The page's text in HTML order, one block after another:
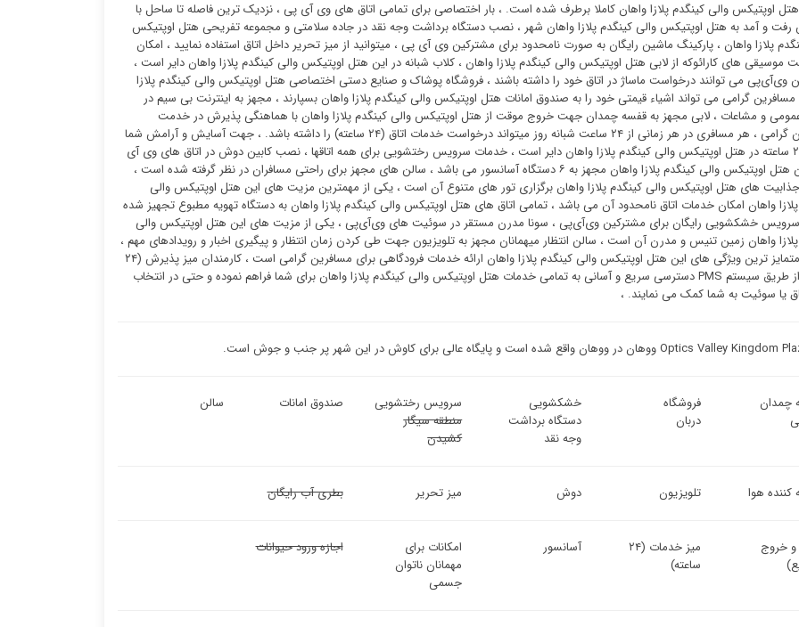
اوپتیکس والی کینگدم پلازا واهان کاملا برطرف شده است. ، بار اختصاصی برای تمامی اتاق های وی آی پی ، نزدیک ترین فاصله تا ساحل با
و آمد به هتل اوپتیکس والی کینگدم پلازا واهان شهر ، نصب دستگاه برداشت وجه نقد در جاده سلامتی و مجموعه تفریحی هتل اوپتیکس
پلازا واهان ، پارکینگ ماشین رایگان به صورت نامحدود برای مشترکین وی آی پی ، میتوانید از میز تحریر داخل اتاق استفاده نمایید ، امکان
موسیقی های کارائوکه از لابی هتل اوپتیکس والی کینگدم پلازا واهان ، کلاب شبانه در این هتل اوپتیکس والی کینگدم پلازا واهان دایر است ،
وی‌آی‌پی می توانند درخواست ماساژ در اتاق خود را داشته باشند ، فروشگاه پوشاک و صنایع دستی اختصاصی هتل اوپتیکس والی کینگدم پلازا
مسافرین گرامی می تواند اشیاء قیمتی خود را به صندوق امانات هتل اوپتیکس والی کینگدم پلازا واهان بسپارند ، مجهز به اینترنت بی سیم در
و مشاعات ، لابی مجهز به قفسه چمدان جهت خروج موقت از هتل اوپتیکس والی کینگدم پلازا واهان با هماهنگی پذیرش در خدمت
مسافرین گرامی ، هر مسافری در هر زمانی از ۲۴ ساعت شبانه روز میتواند درخواست خدمات اتاق (۲۴ ساعته) را داشته باشد. ، جهت آسایش و آرامش شما
دربان ۲۴ ساعته در هتل اوپتیکس والی کینگدم پلازا واهان دایر است ، خدمات سرویس رختشویی برای همه اتاقها ، نصب کابین دوش در اتاق های وی آی
پی ، این هتل اوپتیکس والی کینگدم پلازا واهان مجهز به ۶ دستگاه آسانسور می باشد ، سالن های مجهز برای راحتی مسافران در نظر گرفته شده است ،
های هتل اوپتیکس والی کینگدم پلازا واهان برگزاری تور های متنوع آن است ، یکی از مهمترین مزیت های این هتل اوپتیکس والی
واهان امکان خدمات اتاق نامحدود آن می باشد ، تمامی اتاق های هتل اوپتیکس والی کینگدم پلازا واهان به دستگاه تهویه مطبوع تجهیز شده
خشکشویی رایگان برای مشترکین وی‌آی‌پی ، سونا مدرن مستقر در سوئیت ‌های وی‌آی‌پی ، یکی از مزیت های این هتل اوپتیکس والی
واهان زمین تنیس و مدرن آن است ، سالن انتظار میهمانان مجهز به تلویزیون جهت طی کردن زمان انتظار و پیگیری اخبار و رویدادهای مهم ،
یکی از متمایز ترین ویژگی های این هتل اوپتیکس والی کینگدم پلازا واهان ارائه خدمات فرودگاهی برای مسافرین گرامی است ، کارمندان میز پذیرش (۲۴
ساعته) از طریق سیستم PMS دسترسی سریع و آسانی به تمامی خدمات هتل اوپتیکس والی کینگدم پلازا واهان برای شما فراهم نموده و حتی در انتخاب
یا سوئیت به شما کمک می نمایند. ،
چمدان فروشگاه خشکشویی سرویس رختشویی صندوق امانات
سالن
دربان
دستگاه برداشت
وجه نقد
منطقه سیگار
کشیدن
کننده هوا تلویزیون دوش میز تحریر بطری آب رایگان
و خروج
میز خدمات (۲۴
ساعته)
آسانسور
امکانات برای
مهمانان ناتوان
جسمی
اجازه ورود حیوانات